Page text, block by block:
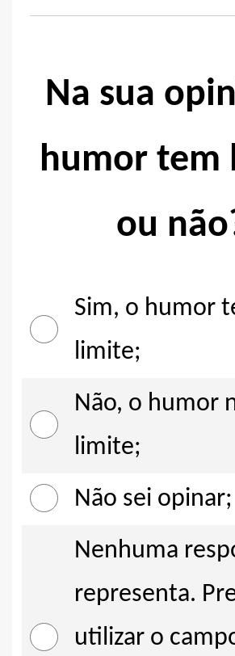
Na sua
humor tem
ou
Sim, o humor
limite;
Não, o humor
limite;
Não sei opinar;
Nenhuma
representa.
utilizar o